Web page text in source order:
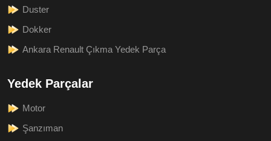
Duster
Dokker
Ankara Renault Çıkma Yedek Parça
Yedek Parçalar
Motor
Şanzıman